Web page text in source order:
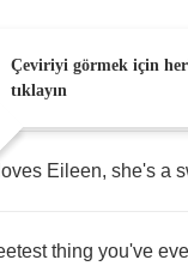
loves Eileen, she's a
thing you've
Çeviriyi görmek için
tıklayın